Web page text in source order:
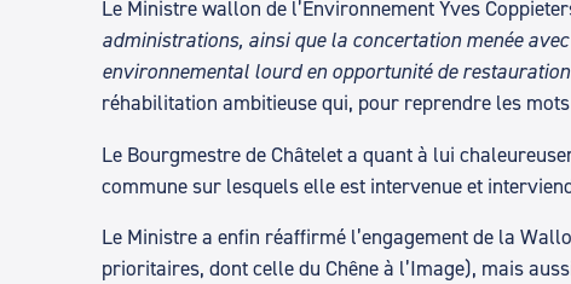
Le Ministre wallon de l’Environnement Yves
administrations, ainsi que la concertation menée
environnemental lourd en opportunité de
réhabilitation ambitieuse qui, pour reprendre les
Le Bourgmestre de Châtelet a quant à lui
commune sur lesquels elle est intervenue et
Le Ministre a enfin réaffirmé l’engagement de la
prioritaires, dont celle du Chêne à l’Image), mais